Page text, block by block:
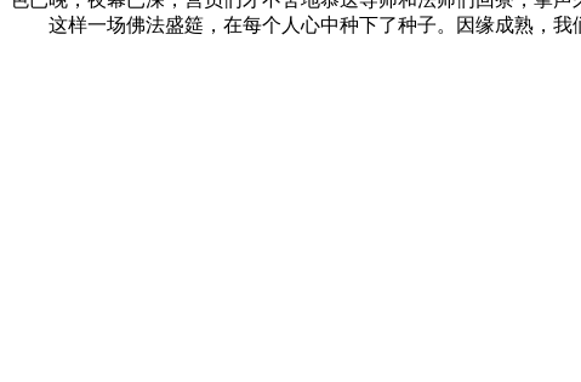
这样一场佛法盛筵，在每个人心中种下了种子。因缘成熟，